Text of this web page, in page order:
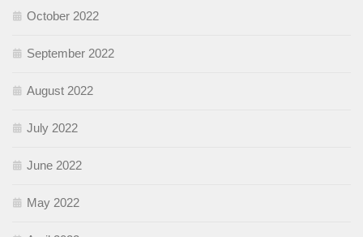
October 2022
September 2022
August 2022
July 2022
June 2022
May 2022